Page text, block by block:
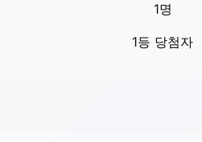
1명
1등 당첨자